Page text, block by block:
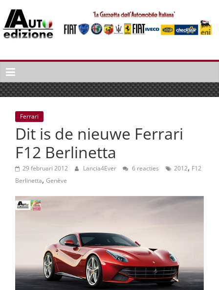
naar
inhoud
Auto
Edizione
La
Gazetta
dell'Automobile
Italiana
Italiaans
autonieuws
lifestyle
Ferrari
Dit is de nieuwe Ferrari
F12 Berlinetta
29 februari 2012 Lancia4Ever 6 reacties 2012, F12
Berlinetta, Genève